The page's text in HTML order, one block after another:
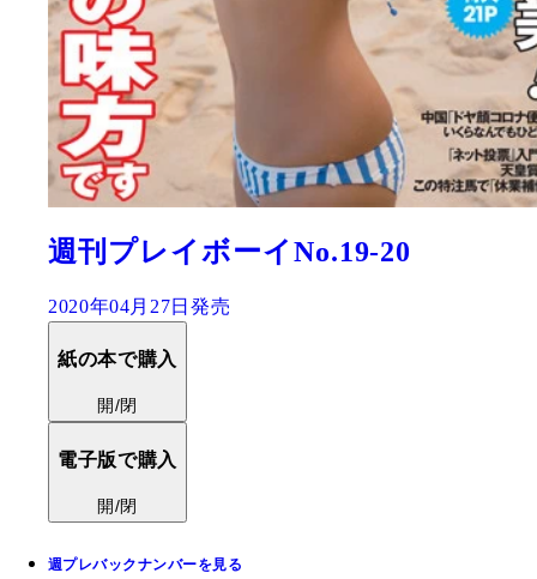
週刊プレイボーイNo.19-20
2020年04月27日発売
紙の本で購入
開/閉
電子版で購入
開/閉
週プレバックナンバーを見る